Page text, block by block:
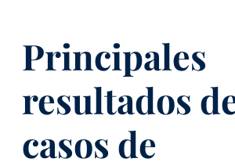
Principales
resultados
casos de